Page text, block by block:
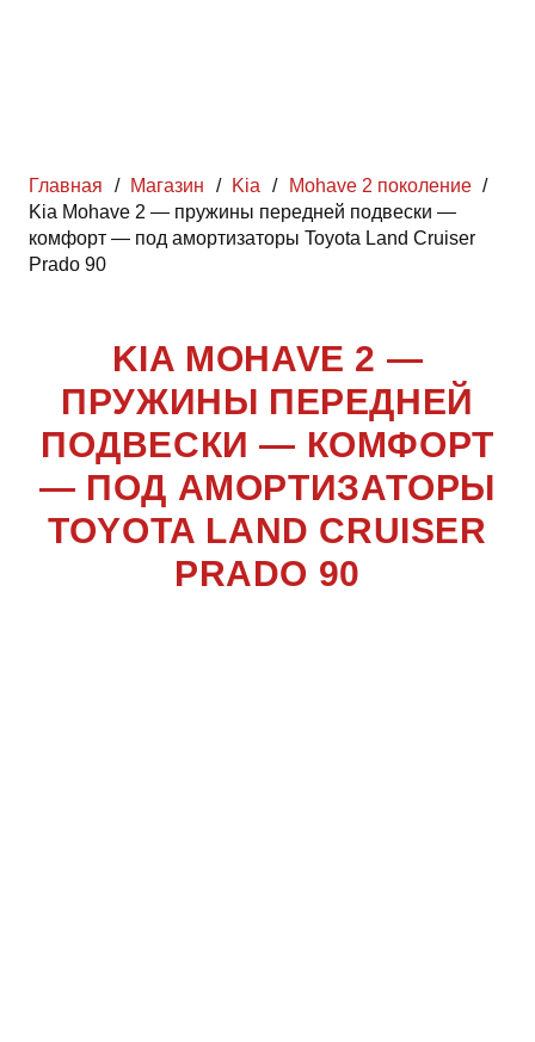
Главная / Магазин / Kia / Mohave 2 поколение /
Kia Mohave 2 — пружины передней подвески —
комфорт — под амортизаторы Toyota Land Cruiser
Prado 90
KIA MOHAVE 2 —
ПРУЖИНЫ ПЕРЕДНЕЙ
ПОДВЕСКИ — КОМФОРТ
— ПОД АМОРТИЗАТОРЫ
TOYOTA LAND CRUISER
PRADO 90